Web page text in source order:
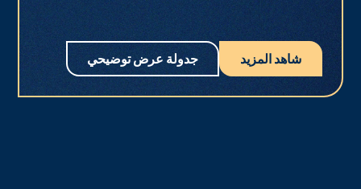
شاهد المزيد جدولة عرض توضيحي